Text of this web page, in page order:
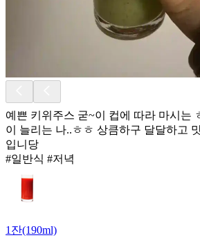
예쁜 키위주스 굳~이 컵에 따라 마시는
이 늘리는 나..ㅎㅎ 상큼하구 달달하고
입니당
#일반식 #저녁
1잔(190ml)